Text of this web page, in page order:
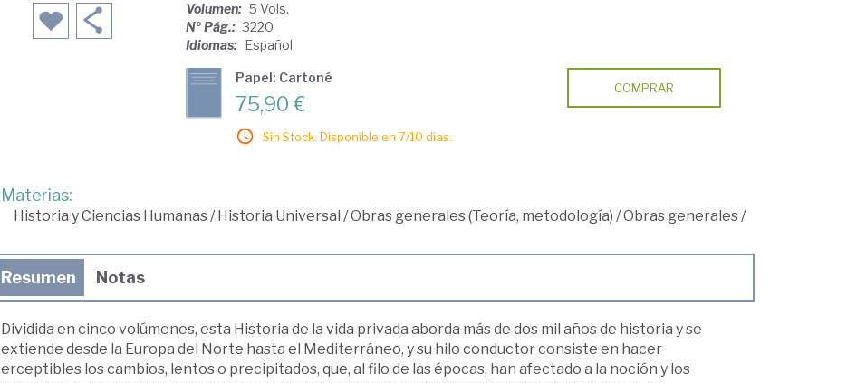
Volumen: 5 Vols.
Nº Pág.: 3220
Idiomas: Español
Papel: Cartoné
75,90 €
Sin Stock. Disponible en 7/10 días.
COMPRAR
Materias:
Historia y Ciencias Humanas/Historia Universal /Obras generales (Teoría, metodología) /Obras generales/
Resumen Notas
Dividida en cinco volúmenes, esta Historia de la vida privada aborda más de dos mil años de historia y se
extiende desde la Europa del Norte hasta el Mediterráneo, y su hilo conductor consiste en hacer
erceptibles los cambios, lentos o precipitados, que, al filo de las épocas, han afectado a la noción y los